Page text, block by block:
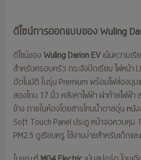
ดีไซน์การออกแบบของ Wuling
ดีไซน์ของ Wuling Darion EV เน้นความเ
สำหรับครอบครัว กระจังปิดเรียบ ไฟหน้า
อัตโนมัติ ในรุ่น Premium พร้อมไฟส่องมุ
สองโทน 17 นิ้ว หลังคาไฟฟ้า ฝาท้ายไฟฟ้า
ข้าง ภายในห้องโดยสารโทนน้ำตาลอุ่น หนัง
Soft Touch Panel ประตู หน้าจอควบคุม
PM2.5 ดูเรียบหรู ใช้งานง่ายสำหรับเด็กแ